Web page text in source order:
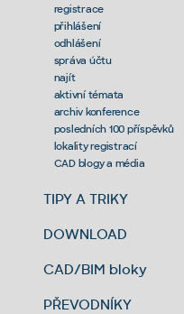
registrace
přihlášení
odhlášení
správa účtu
najít
aktivní témata
archiv konference
posledních 100 příspěvků
lokality registrací
CAD blogy a média
TIPY A TRIKY
DOWNLOAD
CAD/BIM bloky
PŘEVODNÍKY